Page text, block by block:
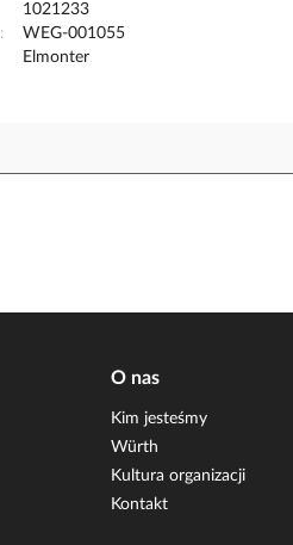
1021233
WEG-001055
Elmonter
O nas
Kim jesteśmy
Würth
Kultura organizacji
Kontakt